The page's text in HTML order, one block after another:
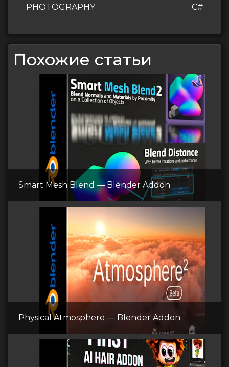
PHOTOGRAPHY
C#
Похожие статьи
Smart Mesh Blend — Blender Addon
Physical Atmosphere — Blender Addon